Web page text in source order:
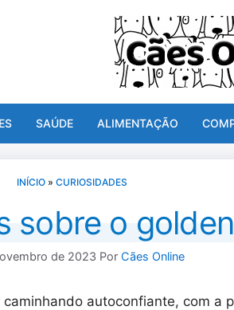
SAÚDE ALIMENTAÇÃO
INÍCIO» CURIOSIDADES
sobre o
de 2023 Por Cães Online
autoconfiante, com a